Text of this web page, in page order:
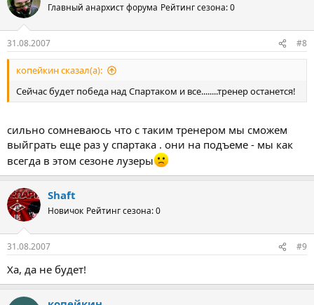
Главный анархист форума Рейтинг сезона: 0
31.08.2007 #8
копейкин сказал(а):
Сейчас будет победа над Спартаком и все........тренер останется!
сильно сомневаюсь что с таким тренером мы сможем
выйграть еще раз у спартака . они на подъеме - мы как
всегда в этом сезоне лузеры
Shaft
Новичок Рейтинг сезона: 0
31.08.2007 #9
Ха, да не будет!